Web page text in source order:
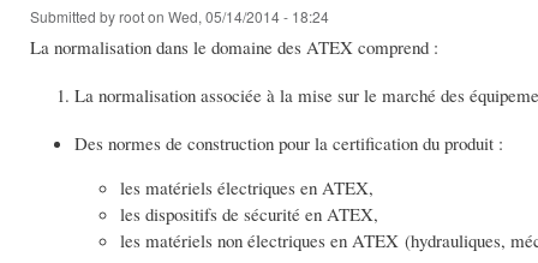
Submitted byrooton Wed, 05/14/2014 - 18:24
La normalisation dans le domaine des ATEX comprend :
La normalisation associée à la mise sur le marché des
Des normes de construction pour la certification du produit :
les matériels électriques en ATEX,
les dispositifs de sécurité en ATEX,
les matériels non électriques en ATEX (hydrauliques,